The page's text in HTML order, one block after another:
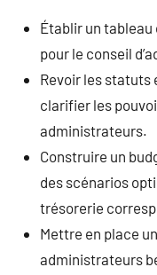
Établir un
pour le conseil
Revoir les statuts
clarifier les
administrateurs.
Construire un
des scénarios
trésorerie
Mettre en place
administrateurs